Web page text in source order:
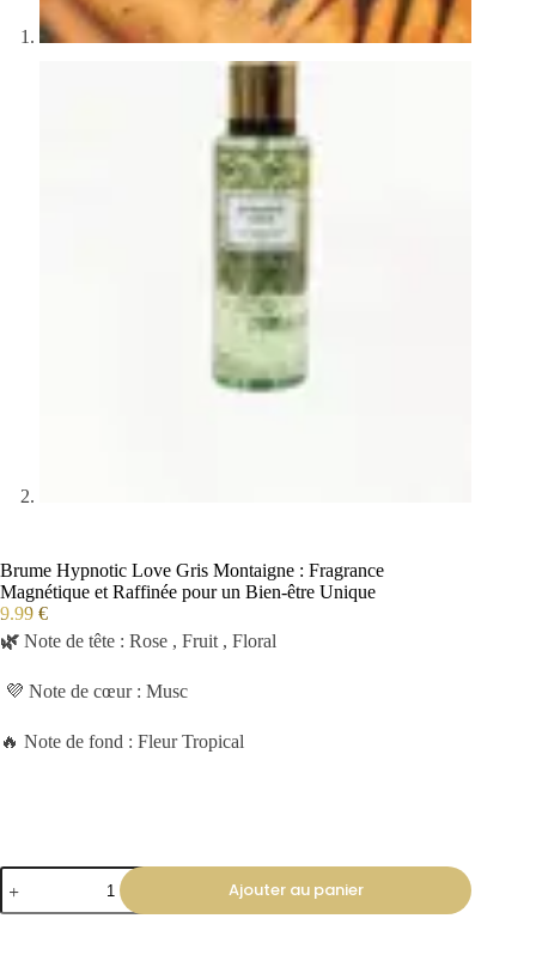
Brume Hypnotic Love Gris Montaigne : Fragrance
Magnétique et Raffinée pour un Bien-être Unique
9.99 €
🌿 Note de tête : Rose , Fruit , Floral
💜 Note de cœur : Musc
🔥 Note de fond : Fleur Tropical
Ajouter au panier